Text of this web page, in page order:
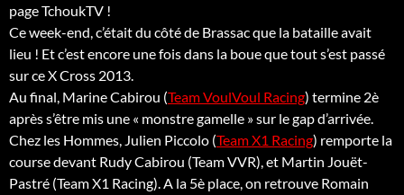
page TchoukTV !
Ce week-end, c’était du côté de Brassac que la bataille avait
lieu ! Et c’est encore une fois dans la boue que tout s’est passé
sur ce X Cross 2013.
Au final, Marine Cabirou (Team VoulVoul Racing) termine 2è
après s’être mis une « monstre gamelle » sur le gap d’arrivée.
Chez les Hommes, Julien Piccolo (Team X1 Racing) remporte la
course devant Rudy Cabirou (Team VVR), et Martin Jouët-
Pastré (Team X1 Racing). A la 5è place, on retrouve Romain